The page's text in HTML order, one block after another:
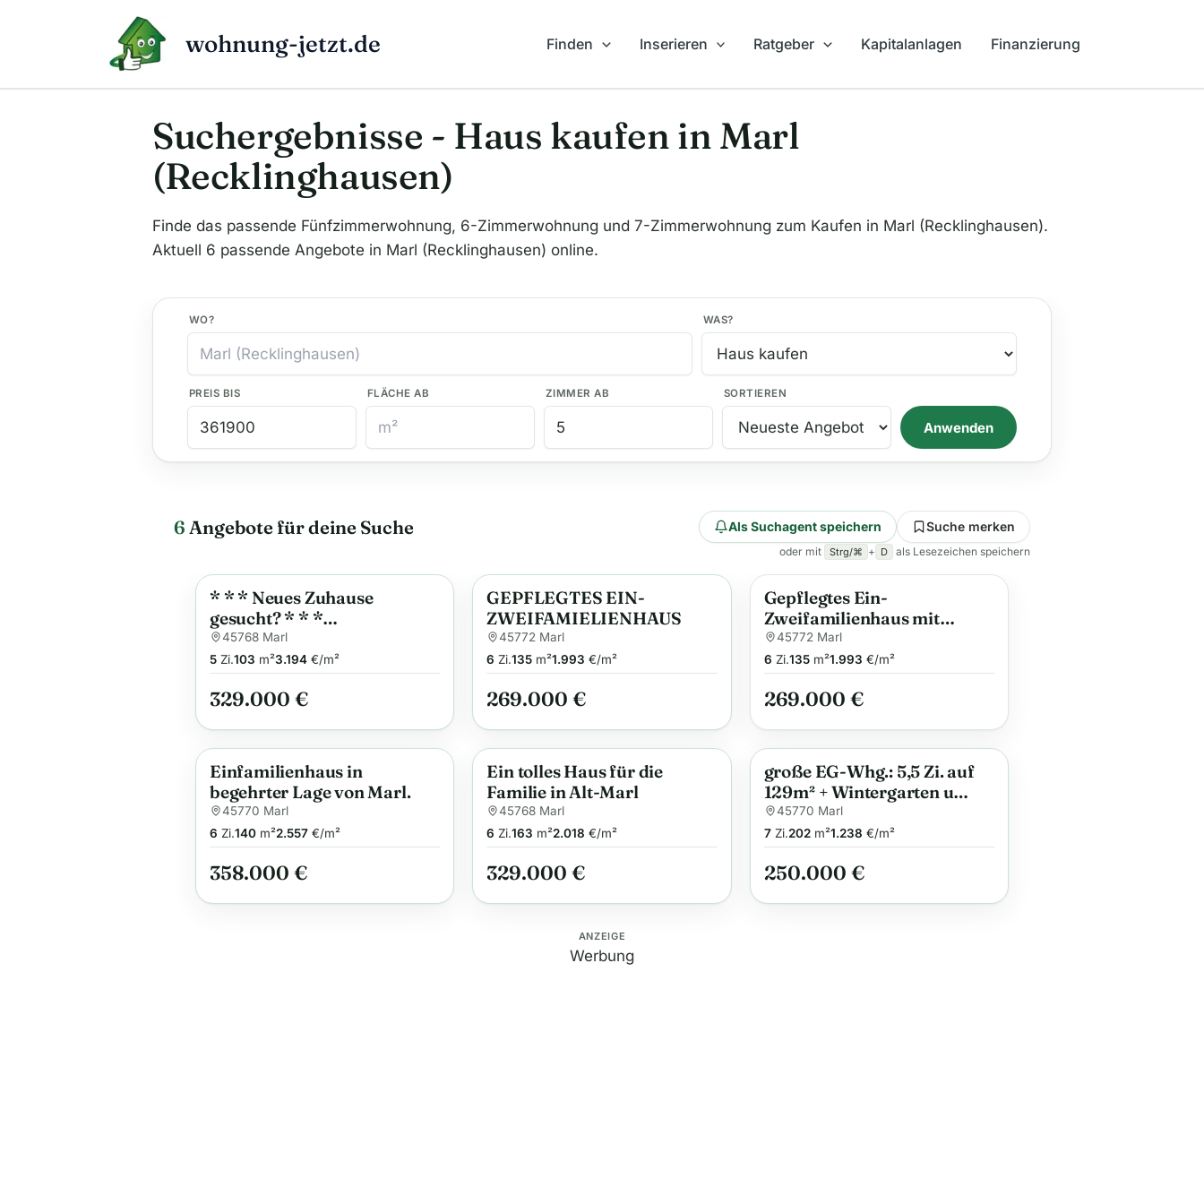
wohnung-jetzt.de Finden Inserieren Ratgeber Kapitalanlagen Finanzierung
Suchergebnisse - Haus kaufen in Marl
(Recklinghausen)
Finde das passende Fünfzimmerwohnung, 6-Zimmerwohnung und 7-Zimmerwohnung zum Kaufen in Marl (Recklinghausen).
Aktuell 6 passende Angebote in Marl (Recklinghausen) online.
WO? WAS?
PREIS BIS FLÄCHE AB ZIMMER AB SORTIEREN
Anwenden
6 Angebote für deine Suche Als Suchagent speichern Suche merken
oder mit Strg/⌘ + D als Lesezeichen speichern
Anzeige
* * * Neues Zuhause
gesucht? * * *
Doppelhaushälfte mit
Garage auf großem
Grundstück
45768 Marl
5 Zi.103 m²3.194 €/m²
329.000 €
Anzeige
GEPFLEGTES EIN-
ZWEIFAMIELIENHAUS
45772 Marl
6 Zi.135 m²1.993 €/m²
269.000 €
Gepflegtes Ein-
Zweifamilienhaus mit
Terrasse
45772 Marl
6 Zi.135m²1.993 €/m²
269.000 €
Anzeige
Einfamilienhaus in
begehrter Lage von Marl.
45770 Marl
6 Zi.140 m²2.557 €/m²
358.000 €
Anzeige
Ein tolles Haus für die
Familie in Alt-Marl
45768 Marl
6 Zi.163 m²2.018 €/m²
329.000 €
Anzeige
große EG-Whg.: 5,5 Zi. auf
129m² + Wintergarten u
Garage zur Eigennutzung
45770 Marl
7Zi.202m²1.238 €/m²
250.000 €
ANZEIGE
Werbung